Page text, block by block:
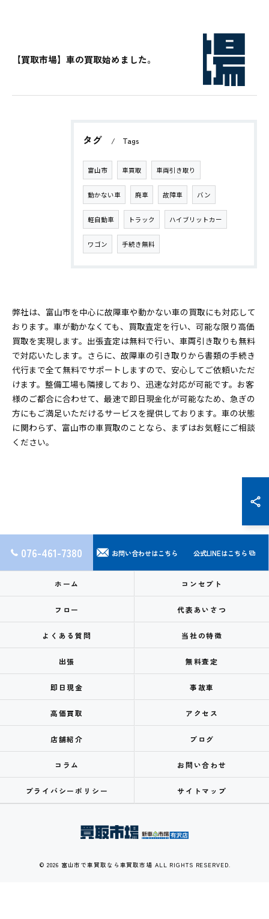
【買取市場】車の買取始めました。
タグ Tags
富山市 車買取 車両引き取り
動かない車 廃車 故障車 バン
軽自動車 トラック ハイブリットカー
ワゴン 手続き無料
弊社は、富山市を中心に故障車や動かない車の買取にも対応して
おります。車が動かなくても、買取査定を行い、可能な限り高価
買取を実現します。出張査定は無料で行い、車両引き取りも無料
で対応いたします。さらに、故障車の引き取りから書類の手続き
代行まで全て無料でサポートしますので、安心してご依頼いただ
けます。整備工場も隣接しており、迅速な対応が可能です。お客
様のご都合に合わせて、最速で即日現金化が可能なため、急ぎの
方にもご満足いただけるサービスを提供しております。車の状態
に関わらず、富山市の車買取のことなら、まずはお気軽にご相談
ください。
076-461-7380 お問い合わせはこちら 公式LINEはこちら
ホーム コンセプト
フロー 代表あいさつ
よくある質問 当社の特徴
出張 無料査定
即日現金 事故車
高価買取 アクセス
店舗紹介 ブログ
コラム お問い合わせ
プライバシーポリシー サイトマップ
© 2026 富山市で車買取なら車買取市場 ALL RIGHTS RESERVED.